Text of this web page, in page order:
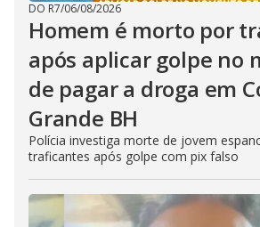
DO R7/06/08/2026
Homem é morto por
após aplicar golpe no
de pagar a droga em
Grande BH
Polícia investiga morte de jovem
traficantes após golpe com pix falso